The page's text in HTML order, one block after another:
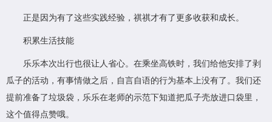
正是因为有了这些实践经验，祺祺才有了更多收获和成长。
积累生活技能
乐乐本次出行也很让人省心。在乘坐高铁时，我们给他安排了剥
瓜子的活动，有事情做之后，自言自语的行为基本上没有了。我们还
提前准备了垃圾袋，乐乐在老师的示范下知道把瓜子壳放进口袋里，
这个值得点赞哦。